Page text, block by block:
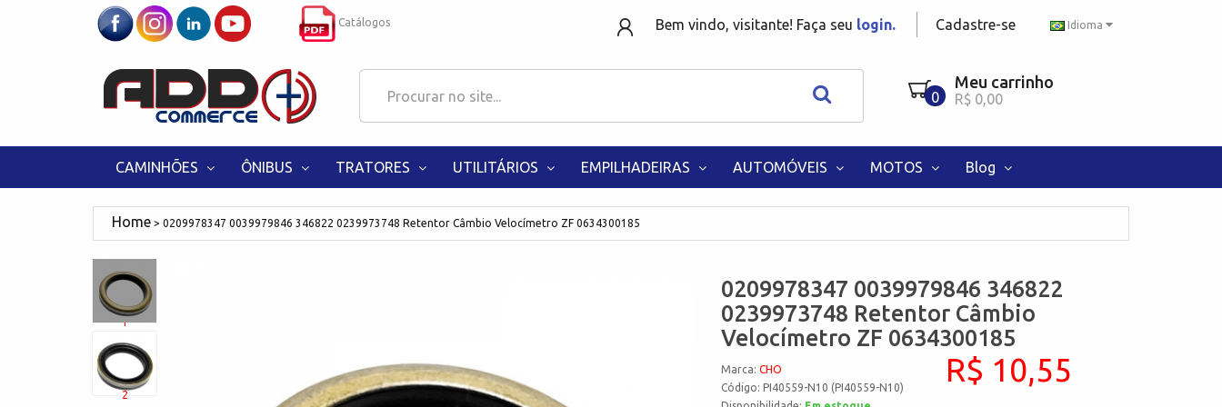
Idioma
Catálogos Bem vindo, visitante! Faça seu login. Cadastre-se
0
Meu carrinho
R$ 0,00
CAMINHÕES ÔNIBUS TRATORES UTILITÁRIOS EMPILHADEIRAS AUTOMÓVEIS MOTOS Blog
0209978347 0039979846 346822 0239973748 Retentor Câmbio Velocímetro ZF 0634300185
1
2
0209978347 0039979846 346822
0239973748 Retentor Câmbio
Velocímetro ZF 0634300185
Marca:CHO
Código: PI40559-N10 (PI40559-N10)
R$ 10,55